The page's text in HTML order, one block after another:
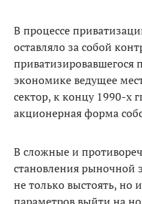
В процессе
оставляло за собой
приватизировавшегося
экономике ведущее
сектор, к концу 1990-х
акционерная форма
В сложные и
становления рыночной
не только выстоять, но